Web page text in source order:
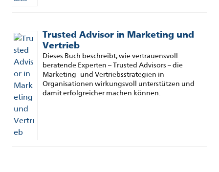
Trusted Advisor in Marketing und
Vertrieb
Dieses Buch beschreibt, wie vertrauensvoll
beratende Experten – Trusted Advisors – die
Marketing- und Vertriebsstrategien in
Organisationen wirkungsvoll unterstützen und
damit erfolgreicher machen können.